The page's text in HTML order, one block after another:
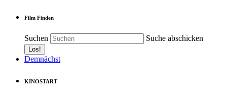
Film Finden
Suchen Suche abschicken
Demnächst
KINOSTART